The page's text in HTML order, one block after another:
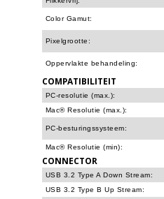
Color Gamut:
Pixelgrootte:
Oppervlakte behandeling:
COMPATIBILITEIT
PC-resolutie (max.):
Mac® Resolutie (max.):
PC-besturingssysteem:
Mac® Resolutie (min):
CONNECTOR
USB 3.2 Type A Down Stream:
USB 3.2 Type B Up Stream: